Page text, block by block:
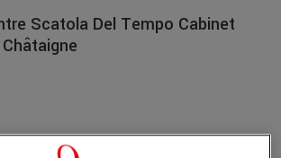
Scatola Del Tempo Cabinet